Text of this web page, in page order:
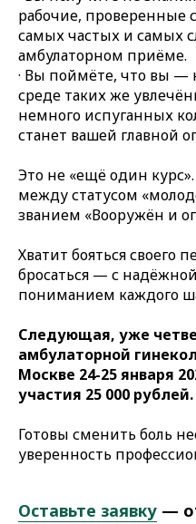
рабочие, проверенные
самых частых и самых
амбулаторном приёме.
· Вы поймёте, что вы —
среде таких же
немного испуганных
станет вашей главной
Это не «ещё один
между статусом
званием «Вооружён и
Хватит бояться своего
бросаться — с
пониманием каждого
Следующая, уже
амбулаторной
Москве 24-25 января
участия 25 000 рублей.
Готовы сменить боль
уверенность
Оставьте заявку —